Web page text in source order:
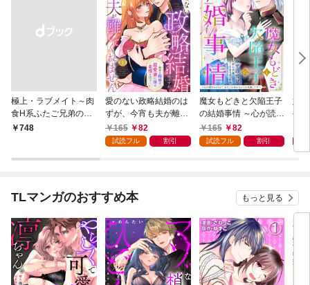
極上・ラブメイト～肉
食H系ふたご兄弟のお
気にいり～
￥748
愛のない政略結婚のは
ずが、今宵も夫が離し
てくれません～無骨な
将軍は最愛妻に滾る恋
165 82
試読フル 割引
魔女もどきと欠陥王子
の結婚事情 ～心が読め
ちゃうので、あなたの
本心なんてお見通しで
165 82
試読フル 割引
婚
や
た
TLマンガのおすすめ本 もっと見る